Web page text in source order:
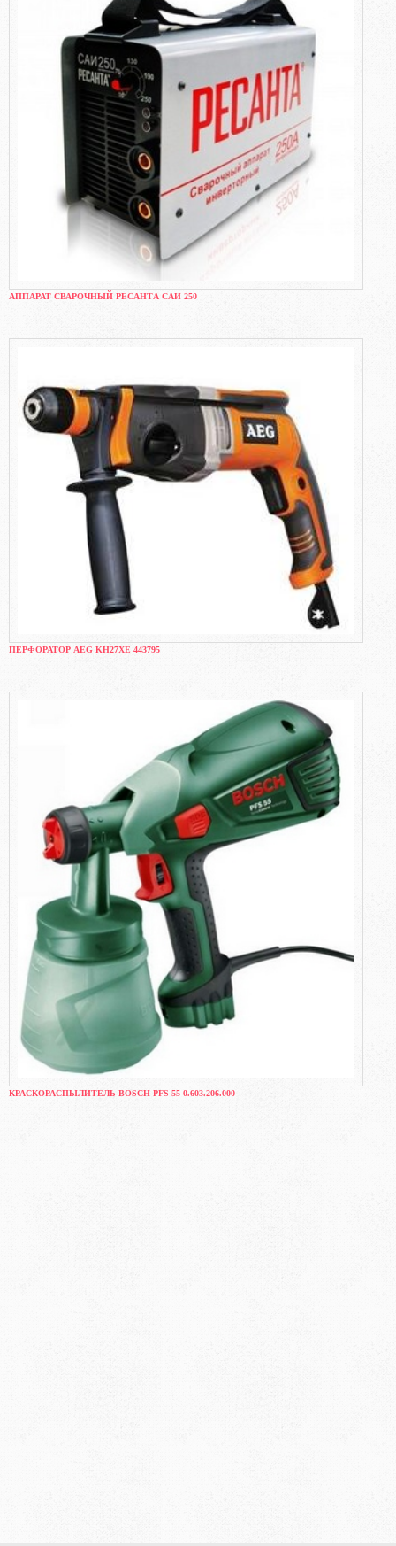
АППАРАТ СВАРОЧНЫЙ РЕСАНТА САИ 250
ПЕРФОРАТОР AEG KH27XE 443795
КРАСКОРАСПЫЛИТЕЛЬ BOSCH PFS 55 0.603.206.000